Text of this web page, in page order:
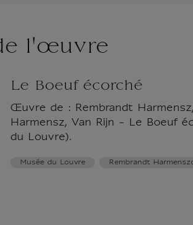
l'œuvre
Le Boeuf écorché
Œuvre de : Rembrandt
Harmensz, Van Rijn - Le Boeuf
du Louvre).
Musée du Louvre Rembrandt